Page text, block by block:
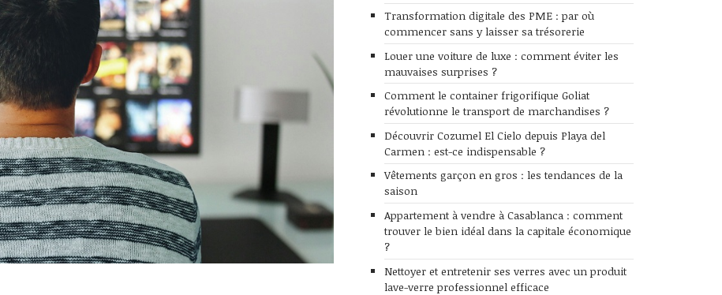
Transformation digitale des PME : par où
commencer sans y laisser sa trésorerie
Louer une voiture de luxe : comment éviter les
mauvaises surprises ?
Comment le container frigorifique Goliat
révolutionne le transport de marchandises ?
Découvrir Cozumel El Cielo depuis Playa del
Carmen : est-ce indispensable ?
Vêtements garçon en gros : les tendances de la
saison
Appartement à vendre à Casablanca : comment
trouver le bien idéal dans la capitale économique
?
Nettoyer et entretenir ses verres avec un produit
lave-verre professionnel efficace